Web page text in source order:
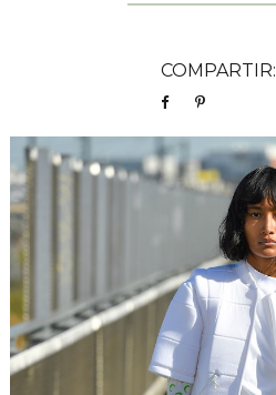
COMPARTIR: